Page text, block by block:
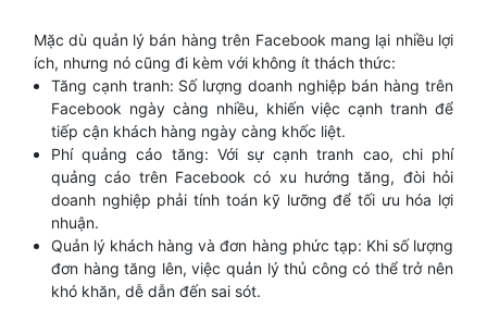
Mặc dù quản lý bán hàng trên Facebook mang lại nhiều lợi
ích, nhưng nó cũng đi kèm với không ít thách thức:
Tăng cạnh tranh: Số lượng doanh nghiệp bán hàng trên
Facebook ngày càng nhiều, khiến việc cạnh tranh để
tiếp cận khách hàng ngày càng khốc liệt.
Phí quảng cáo tăng: Với sự cạnh tranh cao, chi phí
quảng cáo trên Facebook có xu hướng tăng, đòi hỏi
doanh nghiệp phải tính toán kỹ lưỡng để tối ưu hóa lợi
nhuận.
Quản lý khách hàng và đơn hàng phức tạp: Khi số lượng
đơn hàng tăng lên, việc quản lý thủ công có thể trở nên
khó khăn, dễ dẫn đến sai sót.